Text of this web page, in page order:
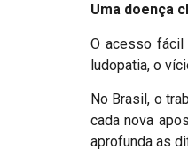
Uma doença
O acesso fácil
ludopatia, o
No Brasil, o
cada nova
aprofunda as